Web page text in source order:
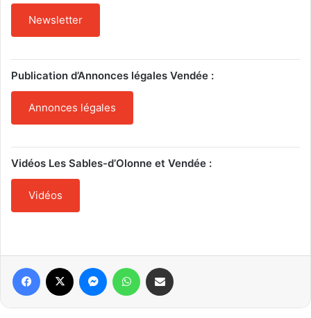
Newsletter
Publication d’Annonces légales Vendée :
Annonces légales
Vidéos Les Sables-d’Olonne et Vendée :
Vidéos